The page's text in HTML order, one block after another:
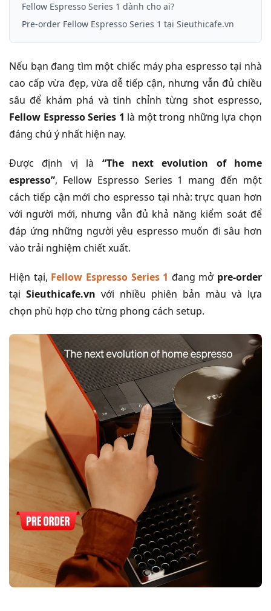
Fellow Espresso Series 1 dành cho ai?
Pre-order Fellow Espresso Series 1 tại Sieuthicafe.vn
Nếu bạn đang tìm một chiếc máy pha espresso tại nhà
cao cấp vừa đẹp, vừa dễ tiếp cận, nhưng vẫn đủ chiều
sâu để khám phá và tinh chỉnh từng shot espresso,
Fellow Espresso Series 1 là một trong những lựa chọn
đáng chú ý nhất hiện nay.
Được định vị là “The next evolution of home
espresso”, Fellow Espresso Series 1 mang đến một
cách tiếp cận mới cho espresso tại nhà: trực quan hơn
với người mới, nhưng vẫn đủ khả năng kiểm soát để
đáp ứng những người yêu espresso muốn đi sâu hơn
vào trải nghiệm chiết xuất.
Hiện tại, Fellow Espresso Series 1 đang mởpre-order
tại Sieuthicafe.vn với nhiều phiên bản màu và lựa
chọn phù hợp cho từng phong cách setup.